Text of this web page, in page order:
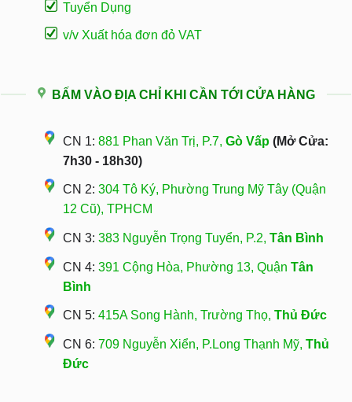
Tuyển Dụng
v/v Xuất hóa đơn đỏ VAT
BẤM VÀO ĐỊA CHỈ KHI CẦN TỚI CỬA HÀNG
CN 1: 881 Phan Văn Trị, P.7, Gò Vấp (Mở Cửa:
7h30 - 18h30)
CN 2: 304 Tô Ký, Phường Trung Mỹ Tây (Quận
12 Cũ), TPHCM
CN 3: 383 Nguyễn Trọng Tuyển, P.2, Tân Bình
CN 4: 391 Cộng Hòa, Phường 13, Quận Tân
Bình
CN 5: 415A Song Hành, Trường Thọ, Thủ Đức
CN 6: 709 Nguyễn Xiển, P.Long Thạnh Mỹ, Thủ
Đức